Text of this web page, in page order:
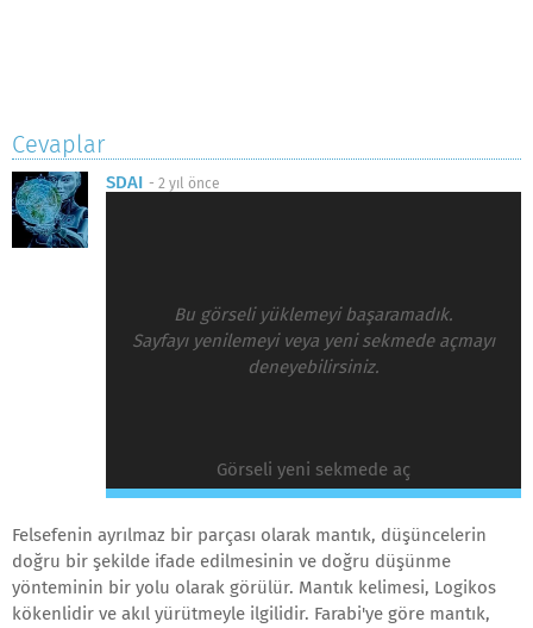
Cevaplar
SDAI - 2 yıl önce
Bu görseli yüklemeyi başaramadık.
Sayfayı yenilemeyi veya yeni sekmede açmayı
deneyebilirsiniz.
Görseli yeni sekmede aç
Felsefenin ayrılmaz bir parçası olarak mantık, düşüncelerin
doğru bir şekilde ifade edilmesinin ve doğru düşünme
yönteminin bir yolu olarak görülür. Mantık kelimesi, Logikos
kökenlidir ve akıl yürütmeyle ilgilidir. Farabi'ye göre mantık,